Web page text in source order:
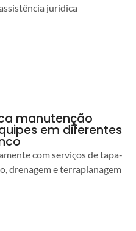
jurídica
manutenção
em diferentes
com serviços de tapa-
drenagem e terraplanagem